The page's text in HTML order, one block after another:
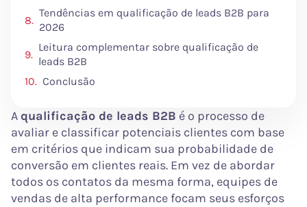
Tendências em qualificação de leads B2B para
2026
Leitura complementar sobre qualificação de
leads B2B
Conclusão
Aqualificação de leads B2B é o processo de
avaliar e classificar potenciais clientes com base
em critérios que indicam sua probabilidade de
conversão em clientes reais. Em vez de abordar
todos os contatos da mesma forma, equipes de
vendas de alta performance focam seus esforços